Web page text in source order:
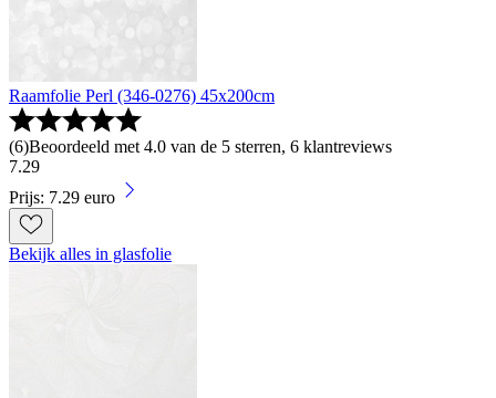
Raamfolie Perl (346-0276) 45x200cm
(6)Beoordeeld met 4.0 van de 5 sterren, 6 klantreviews
7.29
Prijs: 7.29 euro
Bekijk alles in glasfolie